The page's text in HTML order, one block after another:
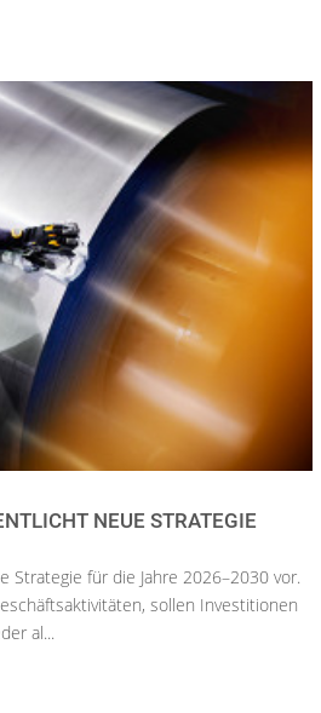
NEUE STRATEGIE
für die Jahre 2026–2030 vor.
sollen Investitionen
al...